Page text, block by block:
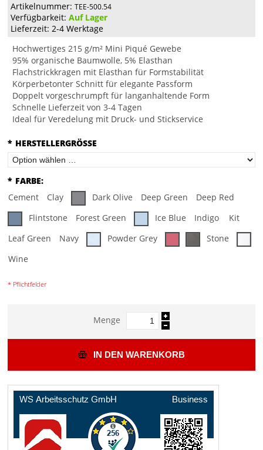
Artikelnummer: TEE-500.54
Verfügbarkeit:Auf Lager
Lieferzeit: 2-4 Werktage
Hochwertiges 215 g/m² Mini Piqué Gewebe
95% organische Baumwolle, 5% Elasthan
Flachstrickkragen mit Elasthan für Formstabilität
Körperbetonter Schnitt für elegante Passform
Doppelt vorgeschrumpft für langanhaltende Form
Schnelle Lieferzeit von 3-4 Tagen
Ideal für Veredelung mit Druck- und Stickservice
* HERSTELLERGRÖSSE
* FARBE:
Cement
Clay Dark Olive Deep Green
Deep Red
Flintstone
Forest Green Ice Blue Indigo
Kit
Leaf Green
Navy Powder Grey
Stone
Wine
* Pflichtfelder
Menge
IN DEN WARENKORB